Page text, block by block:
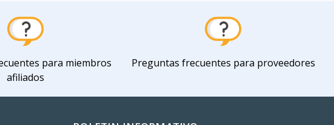
para miembros
afiliados
Preguntas frecuentes para proveedores